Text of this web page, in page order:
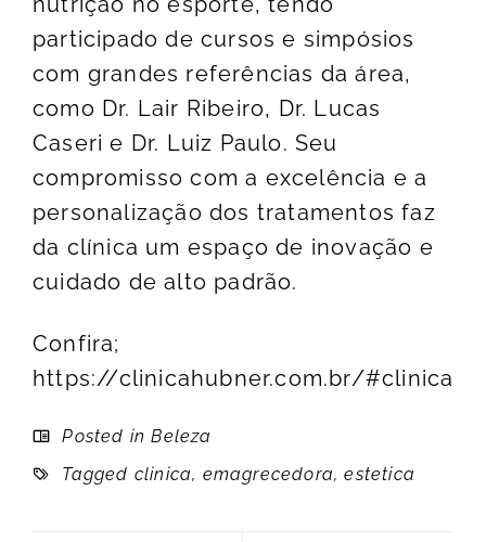
participado de cursos e simpósios
com grandes referências da área,
como Dr. Lair Ribeiro, Dr. Lucas
Caseri e Dr. Luiz Paulo. Seu
compromisso com a excelência e a
personalização dos tratamentos faz
da clínica um espaço de inovação e
cuidado de alto padrão.
Confira;
https://clinicahubner.com.br/#clinica
Posted inBeleza
Tagged clinica, emagrecedora,estetica